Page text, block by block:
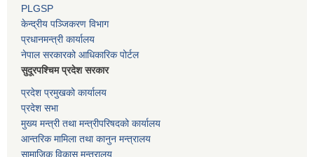
PLGSP
केन्द्रीय पञ्जिकरण विभाग
प्रधानमन्त्री कार्यालय
नेपाल सरकारको आधिकारिक पोर्टल
सुदूरपश्चिम प्रदेश सरकार
प्रदेश प्रमुखको कार्यालय
प्रदेश सभा
मुख्य मन्त्री तथा मन्त्रीपरिषदको कार्यालय
आन्तरिक मामिला तथा कानुन मन्त्रालय
सामाजिक विकास मन्त्रालय